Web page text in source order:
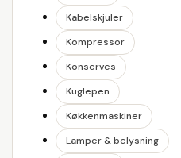
Kabelskjuler
Kompressor
Konserves
Kuglepen
Køkkenmaskiner
Lamper & belysning